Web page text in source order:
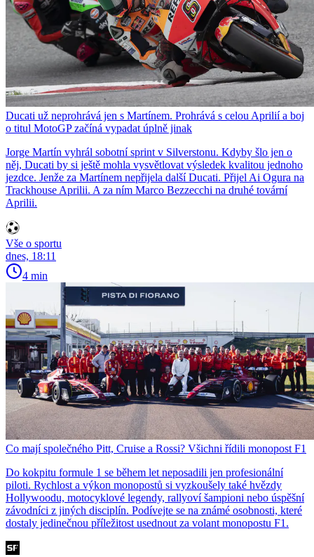
Ducati už neprohrává jen s Martínem. Prohrává s celou Aprilií a boj
o titul MotoGP začíná vypadat úplně jinak
Jorge Martín vyhrál sobotní sprint v Silverstonu. Kdyby šlo jen o
něj, Ducati by si ještě mohla vysvětlovat výsledek kvalitou jednoho
jezdce. Jenže za Martínem nepřijela další Ducati. Přijel Ai Ogura na
Trackhouse Aprilii. A za ním Marco Bezzecchi na druhé tovární
Aprilii.
Vše o sportu
dnes, 18:11
4 min
Co mají společného Pitt, Cruise a Rossi? Všichni řídili monopost F1
Do kokpitu formule 1 se během let neposadili jen profesionální
piloti. Rychlost a výkon monopostů si vyzkoušely také hvězdy
Hollywoodu, motocyklové legendy, rallyoví šampioni nebo úspěšní
závodníci z jiných disciplín. Podívejte se na známé osobnosti, které
dostaly jedinečnou příležitost usednout za volant monopostu F1.